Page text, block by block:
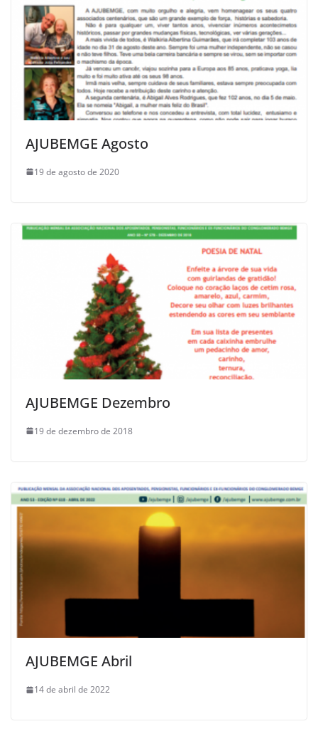
AJUBEMGE Agosto
19 de agosto de 2020
AJUBEMGE Dezembro
19 de dezembro de 2018
AJUBEMGE Abril
14 de abril de 2022